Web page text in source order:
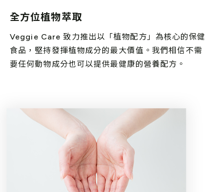
全方位植物萃取
Veggie Care 致力推出以「植物配方」為核心的保健
食品，堅持發揮植物成分的最大價值。我們相信不需
要任何動物成分也可以提供最健康的營養配方。